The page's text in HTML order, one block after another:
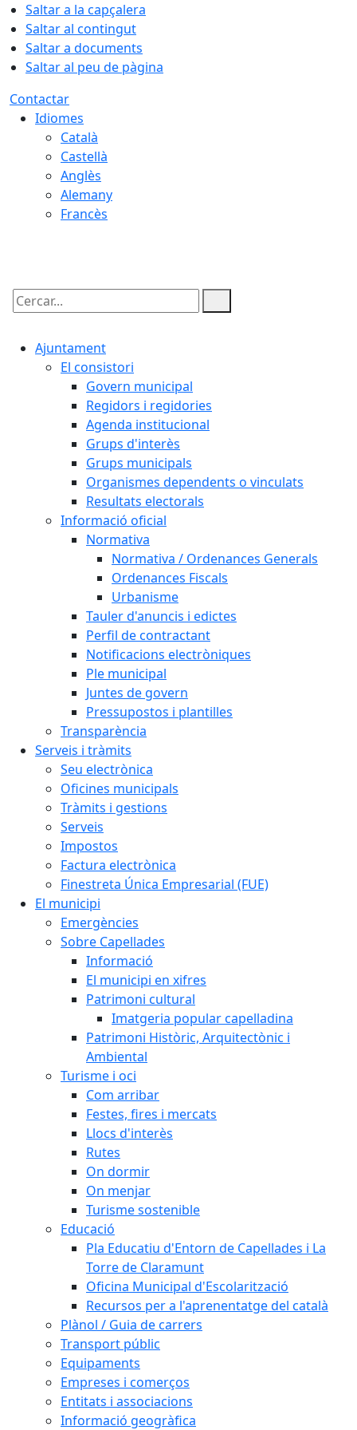
Saltar a la capçalera
Saltar al contingut
Saltar a documents
Saltar al peu de pàgina
Contactar
Idiomes
Català
Castellà
Anglès
Alemany
Francès
Cercar:
Ajuntament
El consistori
Govern municipal
Regidors i regidories
Agenda institucional
Grups d'interès
Grups municipals
Organismes dependents o vinculats
Resultats electorals
Informació oficial
Normativa
Normativa / Ordenances Generals
Ordenances Fiscals
Urbanisme
Tauler d'anuncis i edictes
Perfil de contractant
Notificacions electròniques
Ple municipal
Juntes de govern
Pressupostos i plantilles
Transparència
Serveis i tràmits
Seu electrònica
Oficines municipals
Tràmits i gestions
Serveis
Impostos
Factura electrònica
Finestreta Única Empresarial (FUE)
El municipi
Emergències
Sobre Capellades
Informació
El municipi en xifres
Patrimoni cultural
Imatgeria popular capelladina
Patrimoni Històric, Arquitectònic i
Ambiental
Turisme i oci
Com arribar
Festes, fires i mercats
Llocs d'interès
Rutes
On dormir
On menjar
Turisme sostenible
Educació
Pla Educatiu d'Entorn de Capellades i La
Torre de Claramunt
Oficina Municipal d'Escolarització
Recursos per a l'aprenentatge del català
Plànol / Guia de carrers
Transport públic
Equipaments
Empreses i comerços
Entitats i associacions
Informació geogràfica